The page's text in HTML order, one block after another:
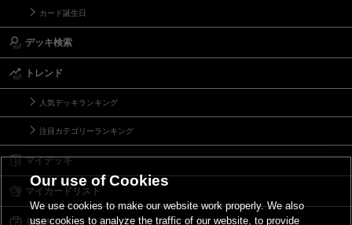
カード誕生日
デッキ検索
トレンド
人気デッキランキング
注目カテゴリーランキング
マイデッキ
マイカードリスト
Ｑ＆Ａ
Our use of Cookies
We use cookies to make our website work properly. We also
use cookies to analyze the traffic of our website, to provide